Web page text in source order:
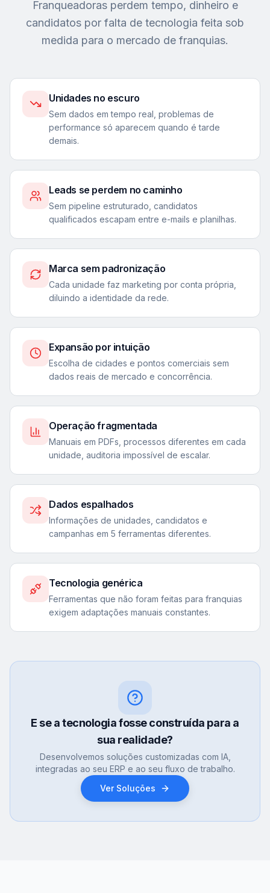
Franqueadoras perdem tempo, dinheiro e
candidatos por falta de tecnologia feita sob
medida para o mercado de franquias.
Unidades no escuro
Sem dados em tempo real, problemas de
performance só aparecem quando é tarde
demais.
Leads se perdem no caminho
Sem pipeline estruturado, candidatos
qualificados escapam entre e-mails e planilhas.
Marca sem padronização
Cada unidade faz marketing por conta própria,
diluindo a identidade da rede.
Expansão por intuição
Escolha de cidades e pontos comerciais sem
dados reais de mercado e concorrência.
Operação fragmentada
Manuais em PDFs, processos diferentes em cada
unidade, auditoria impossível de escalar.
Dados espalhados
Informações de unidades, candidatos e
campanhas em 5 ferramentas diferentes.
Tecnologia genérica
Ferramentas que não foram feitas para franquias
exigem adaptações manuais constantes.
E se a tecnologia fosse construída para a
sua realidade?
Desenvolvemos soluções customizadas com IA,
integradas ao seu ERP e ao seu fluxo de trabalho.
Ver Soluções